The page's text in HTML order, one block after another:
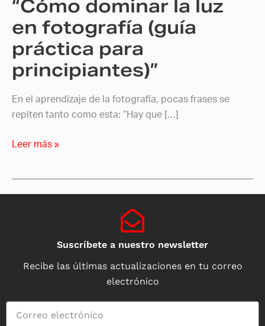
“Cómo dominar la luz
en fotografía (guía
práctica para
principiantes)”
En el aprendizaje de la fotografía, pocas frases se
repiten tanto como esta: “Hay que […]
Leer más »
Suscríbete a nuestro newsletter
Recibe las últimas actualizaciones en tu correo
electrónico